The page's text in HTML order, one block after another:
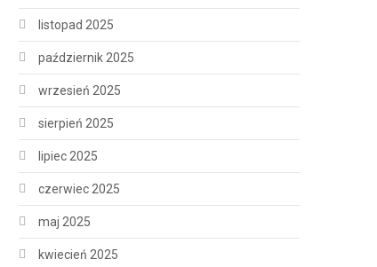
listopad 2025
październik 2025
wrzesień 2025
sierpień 2025
lipiec 2025
czerwiec 2025
maj 2025
kwiecień 2025